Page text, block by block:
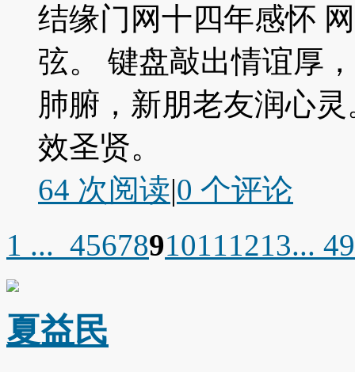
结缘门网十四年感怀
弦。 键盘敲出情谊厚
肺腑，新朋老友润心
效圣贤。
64 次阅读|0 个评论
1 ... 45678910111213...
夏益民